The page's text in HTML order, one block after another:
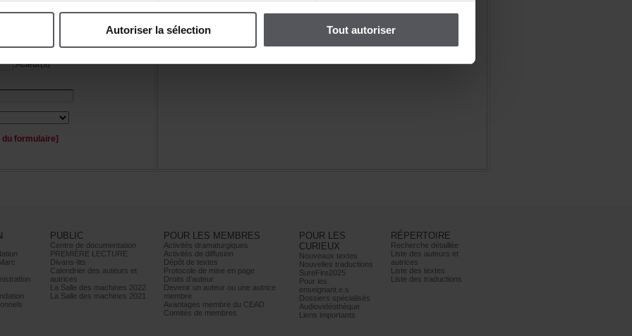
Autoriserlasélection Toutautoriser
Personnage(s)
Acteur(s)
PUBLIC
Centrededocumentation
PREMIÈRELECTURE
Divans-lits
Calendrierdesauteurset
autrices
LaSalledesmachines2022
LaSalledesmachines2021
POURLESMEMBRES
Activitésdramaturgiques
Activitésdediffusion
Dépôtdetextes
Protocoledemiseenpage
Droitsd’auteur
Devenirunauteurouuneautrice
membre
AvantagesmembreduCEAD
Comitésdemembres
POURLES
CURIEUX
Nouveauxtextes
Nouvellestraductions
SureFire2025
Pourles
enseignant.e.s
Dossiersspécialisés
Audiovidéothèque
Liensimportants
RÉPERTOIRE
Recherchedétaillée
Listedesauteurset
autrices
Listedestextes
Listedestraductions